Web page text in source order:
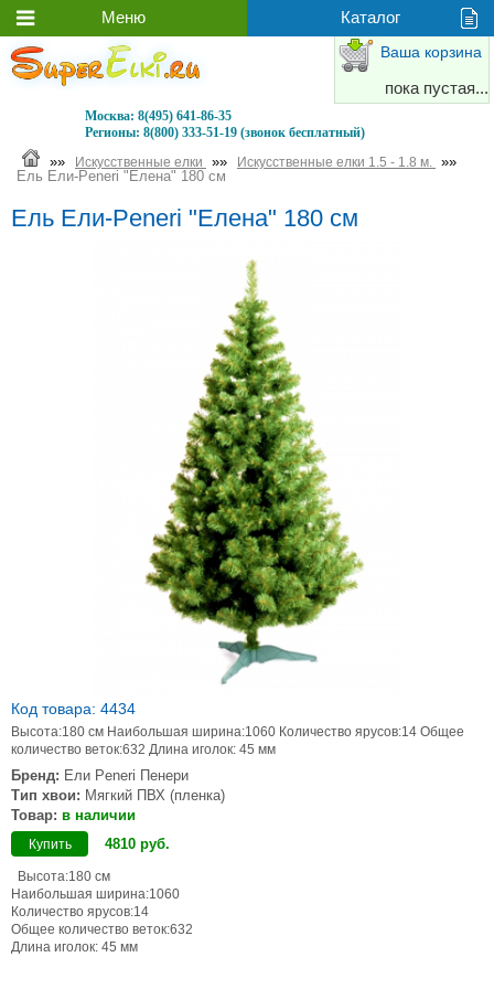
Москва: 8(495) 641-86-35
Регионы: 8(800) 333-51-19 (звонок бесплатный)
Ваша корзина
пока пустая...
»» Искусственные елки »» Искусственные елки 1.5 - 1.8 м. »»
Ель Ели-Peneri "Елена" 180 см
Ель Ели-Peneri "Елена" 180 см
Код товара: 4434
Высота:180 см Наибольшая ширина:1060 Количество ярусов:14 Общее
количество веток:632 Длина иголок: 45 мм
Бренд: Ели Peneri Пенери
Тип хвои: Мягкий ПВХ (пленка)
Товар: в наличии
Купить 4810 руб.
Высота:180 см
Наибольшая ширина:1060
Количество ярусов:14
Общее количество веток:632
Длина иголок: 45 мм